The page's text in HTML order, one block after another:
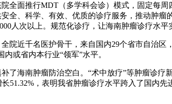
面推行MDT（多学科会诊）模式，固定每周
全、科学、有效、优质的诊疗服务，推动肿
人次以上。规范化诊疗，让海南肿瘤诊疗水
近千名医护骨干，来自国内29个省市自治区
或省内本行业“领军”水平。
海南肿瘤防治空白。“术中放疗”等肿瘤诊疗
51.32%，表明我省肿瘤诊疗水平跨入了国内